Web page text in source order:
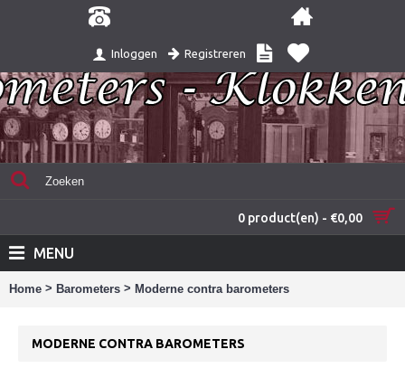
Inloggen Registreren
0 product(en) - €0,00
MENU
Home > Barometers > Moderne contra barometers
MODERNE CONTRA BAROMETERS